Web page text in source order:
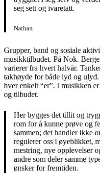
seg sett og ivaretatt.
Nathan
Grupper, band og sosiale
musikktilbudet. På Nok.
varierer fra hvert halvår.
takhøyde for både lyd og
hver enkelt “er”. I musikken
og tilbudet.
Her bygges det tillit og
rom for å kunne prøve og
sammen; det handler ikke
regulerer oss i øyeblikket,
mestring, nye opplevelser
andre som deler samme
ønsker for fremtiden.